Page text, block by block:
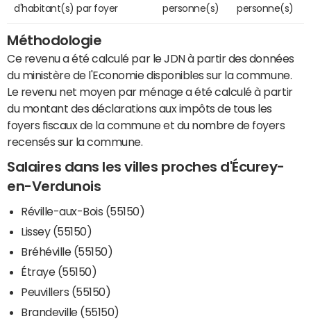
d'habitant(s) par foyer
personne(s)
personne(s)
Méthodologie
Ce revenu a été calculé par le JDN à partir des données
du ministère de l'Economie disponibles sur la commune.
Le revenu net moyen par ménage a été calculé à partir
du montant des déclarations aux impôts de tous les
foyers fiscaux de la commune et du nombre de foyers
recensés sur la commune.
Salaires dans les villes proches d'Écurey-
en-Verdunois
Réville-aux-Bois (55150)
Lissey (55150)
Bréhéville (55150)
Étraye (55150)
Peuvillers (55150)
Brandeville (55150)